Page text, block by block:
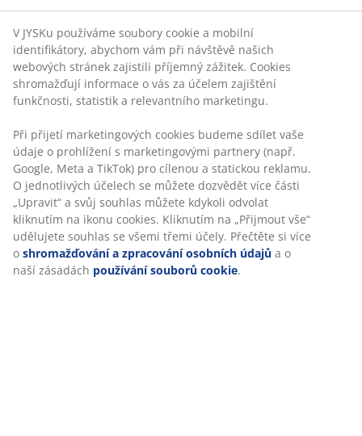
V JYSKu používáme soubory cookie a mobilní
identifikátory, abychom vám při návštěvě našich
webových stránek zajistili příjemný zážitek. Cookies
shromažďují informace o vás za účelem zajištění
funkčnosti, statistik a relevantního marketingu.
Při přijetí marketingových cookies budeme sdílet vaše
údaje o prohlížení s marketingovými partnery (např.
Google, Meta a TikTok) pro cílenou a statickou reklamu.
O jednotlivých účelech se můžete dozvědět více části
„Upravit“ a svůj souhlas můžete kdykoli odvolat
kliknutím na ikonu cookies. Kliknutím na „Přijmout vše“
udělujete souhlas se všemi třemi účely. Přečtěte si více
o shromažďování a zpracování osobních údajů a o
naší zásadách používání souborů cookie.